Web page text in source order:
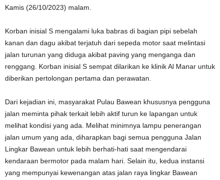
Kamis (26/10/2023) malam.
Korban inisial S mengalami luka babras di bagian pipi sebelah
kanan dan dagu akibat terjatuh dari sepeda motor saat melintasi
jalan turunan yang diduga akibat paving yang menganga dan
renggang. Korban inisial S sempat dilarikan ke klinik Al Manar untuk
diberikan pertolongan pertama dan perawatan.
Dari kejadian ini, masyarakat Pulau Bawean khususnya pengguna
jalan meminta pihak terkait lebih aktif turun ke lapangan untuk
melihat kondisi yang ada. Melihat minimnya lampu penerangan
jalan umum yang ada, diharapkan bagi semua pengguna Jalan
Lingkar Bawean untuk lebih berhati-hati saat mengendarai
kendaraan bermotor pada malam hari. Selain itu, kedua instansi
yang mempunyai kewenangan atas jalan raya lingkar Bawean